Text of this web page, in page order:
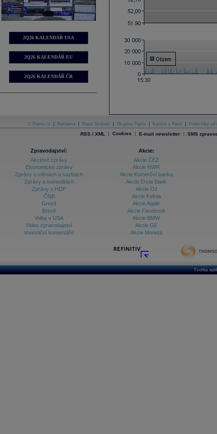
2Q26 KALENDÁŘ USA
2Q26 KALENDÁŘ EU
2Q26 KALENDÁŘ ČR
O Patria.cz Reklama Mapa Stránek Skupina Patria Kariéra v Patrii Podmínky
RSS / XML | Cookies | E-mail newsletter | SMS
Zpravodajství:
Akciové zprávy
Ekonomické zprávy
Zprávy o měnách a sazbách
Zprávy o komoditách
Zprávy o HDP
ČNB
Grexit
Brexit
Volby v USA
Video zpravodajství
Investiční komentáře
Akcie:
Akcie ČEZ
Akcie NWR
Akcie Komerční banka
Akcie Erste Bank
Akcie O2
Akcie Kofola
Akcie Apple
Akcie Facebook
Akcie BMW
Akcie GE
Akcie Moneta
Tvorba